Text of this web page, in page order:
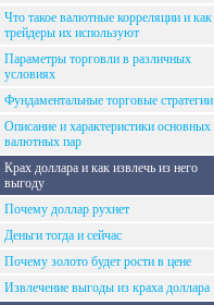
Что такое валютные корреляции и как
трейдеры их используют
Параметры торговли в различных
условиях
Фундаментальные торговые стратегии
Описание и характеристики основных
валютных пар
Крах доллара и как извлечь из него
выгоду
Почему доллар рухнет
Деньги тогда и сейчас
Почему золото будет рости в цене
Извлечение выгоды из краха доллара